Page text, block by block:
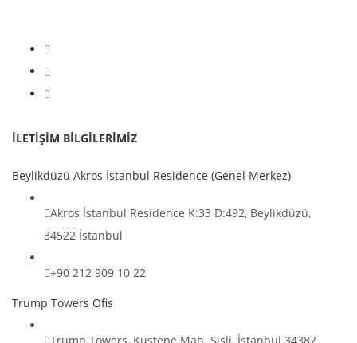
İLETİŞİM BİLGİLERİMİZ
Beylikdüzü Akros İstanbul Residence (Genel Merkez)
Akros İstanbul Residence K:33 D:492, Beylikdüzü,
34522 İstanbul
+90 212 909 10 22
Trump Towers Ofis